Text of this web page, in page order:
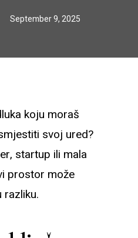
September 9, 2025
koju moraš
svoj ured?
startup ili mala
prostor može
razliku.